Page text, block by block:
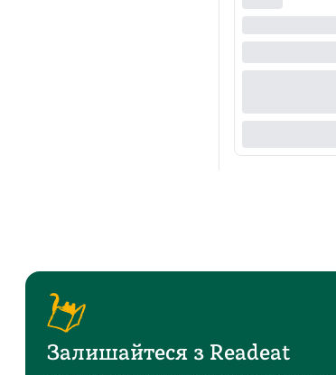
Залишайтеся з Readeat